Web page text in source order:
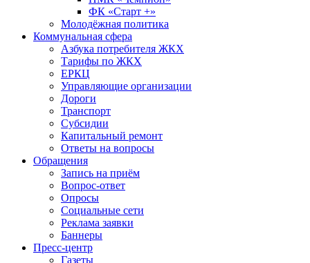
ФК «Старт +»
Молодёжная политика
Коммунальная сфера
Азбука потребителя ЖКХ
Тарифы по ЖКХ
ЕРКЦ
Управляющие организации
Дороги
Транспорт
Субсидии
Капитальный ремонт
Ответы на вопросы
Обращения
Запись на приём
Вопрос-ответ
Опросы
Социальные сети
Реклама заявки
Баннеры
Пресс-центр
Газеты